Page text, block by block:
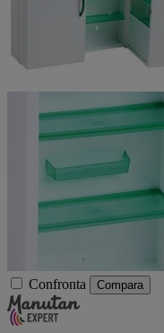
Confronta Compara